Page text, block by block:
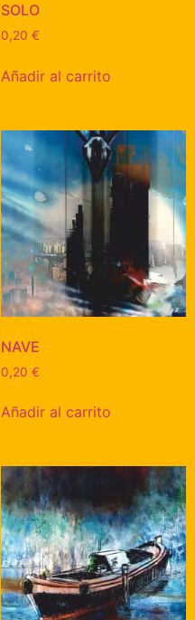
SOLO
0,20 €
Añadir al carrito
NAVE
0,20 €
Añadir al carrito